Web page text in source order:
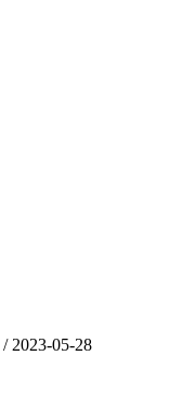
/ 2023-05-28